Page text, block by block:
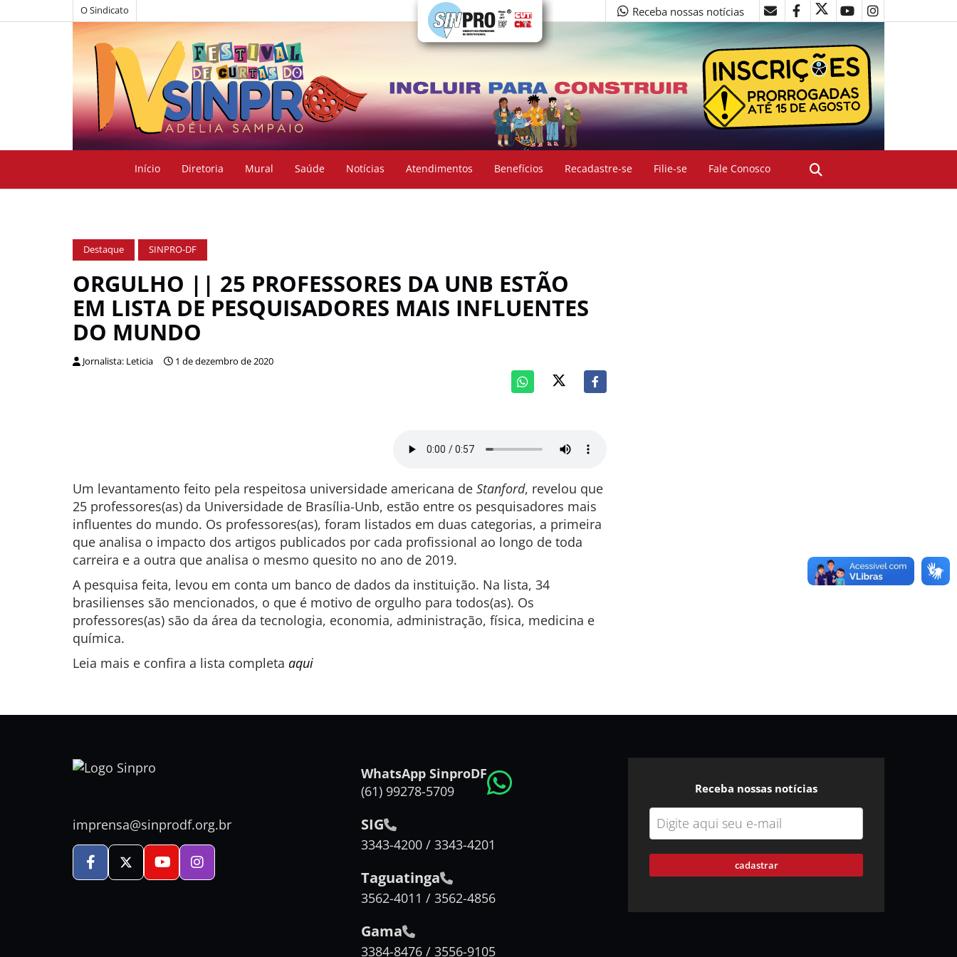
O Sindicato Receba nossas notícias
Início Diretoria Mural Saúde Notícias Atendimentos Benefícios Recadastre-se Filie-se Fale Conosco
Destaque SINPRO-DF
ORGULHO || 25 PROFESSORES DA UNB ESTÃO
EM LISTA DE PESQUISADORES MAIS INFLUENTES
DO MUNDO
Jornalista: Leticia 1 de dezembro de 2020
Um levantamento feito pela respeitosa universidade americana de Stanford, revelou que
25 professores(as) da Universidade de Brasília-Unb, estão entre os pesquisadores mais
influentes do mundo. Os professores(as), foram listados em duas categorias, a primeira
que analisa o impacto dos artigos publicados por cada profissional ao longo de toda
carreira e a outra que analisa o mesmo quesito no ano de 2019.
A pesquisa feita, levou em conta um banco de dados da instituição. Na lista, 34
brasilienses são mencionados, o que é motivo de orgulho para todos(as). Os
professores(as) são da área da tecnologia, economia, administração, física, medicina e
química.
Leia mais e confira a lista completa aqui
imprensa@sinprodf.org.br
WhatsApp SinproDF
(61) 99278-5709
SIG
3343-4200 / 3343-4201
Taguatinga
3562-4011 / 3562-4856
Gama
3384-8476 / 3556-9105
Receba nossas notícias
cadastrar